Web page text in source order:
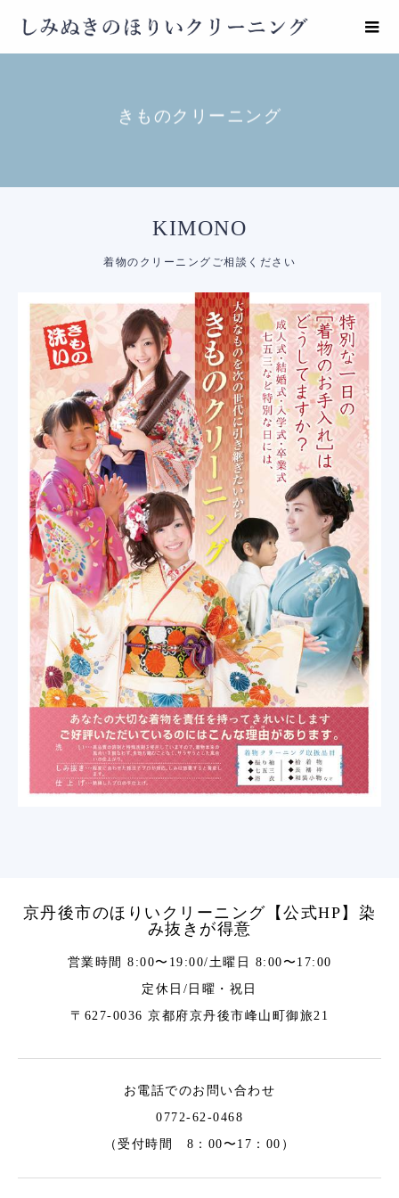
きものクリーニング
KIMONO
着物のクリーニングご相談ください
京丹後市のほりいクリーニング【公式HP】染
み抜きが得意
営業時間 8:00〜19:00/土曜日 8:00〜17:00
定休日/日曜・祝日
〒627-0036 京都府京丹後市峰山町御旅21
お電話でのお問い合わせ
0772-62-0468
（受付時間 8：00〜17：00）